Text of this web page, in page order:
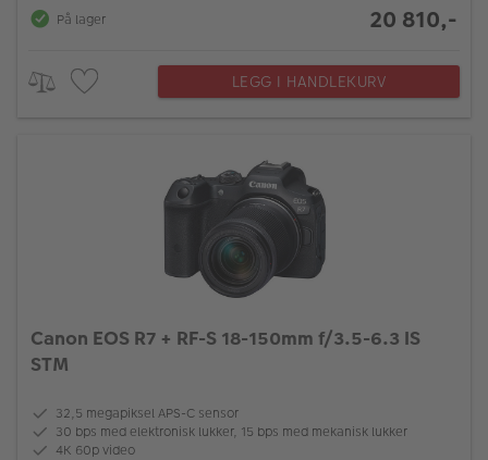
På lager 20 810,-
LEGG I HANDLEKURV
Canon EOS R7 + RF-S 18-150mm f/3.5-6.3 IS
STM
32,5 megapiksel APS-C sensor
30 bps med elektronisk lukker, 15 bps med mekanisk lukker
4K 60p video